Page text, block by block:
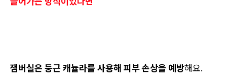
잼버실은 둥근 캐뉼라를 사용해 피부 손상을 예방해요.